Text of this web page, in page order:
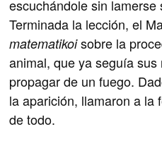
escuchándole sin lamerse
Terminada la lección, el
matematikoisobre la
animal, que ya seguía
propagar de un fuego.
la aparición, llamaron a la
de todo.